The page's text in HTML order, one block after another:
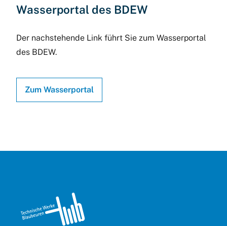
Wasserportal des BDEW
Der nachstehende Link führt Sie zum Wasserportal
des BDEW.
Zum Wasserportal